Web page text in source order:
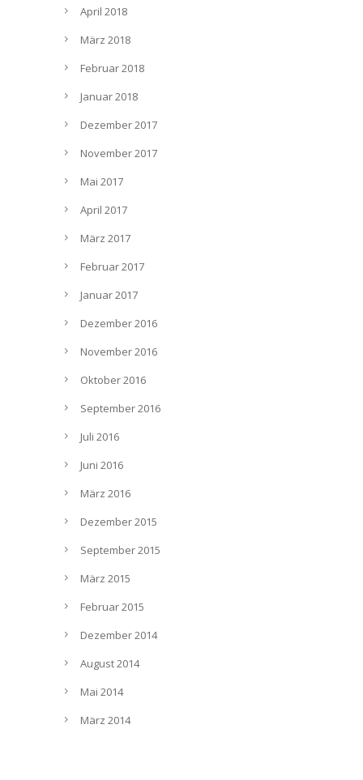
April 2018
März 2018
Februar 2018
Januar 2018
Dezember 2017
November 2017
Mai 2017
April 2017
März 2017
Februar 2017
Januar 2017
Dezember 2016
November 2016
Oktober 2016
September 2016
Juli 2016
Juni 2016
März 2016
Dezember 2015
September 2015
März 2015
Februar 2015
Dezember 2014
August 2014
Mai 2014
März 2014